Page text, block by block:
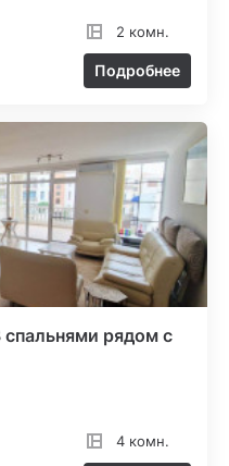
2 комн.
Подробнее
спальнями рядом с
4 комн.